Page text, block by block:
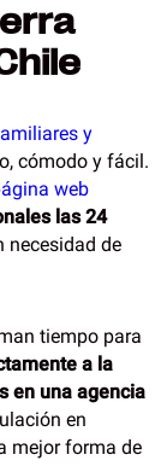
y
cómodo y fácil.
web
las 24
necesidad de
tiempo para
a la
en una agencia
en
mejor forma de